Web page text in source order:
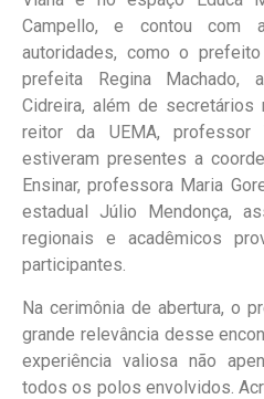
Campello, e contou com
autoridades, como o
prefeita Regina Machado,
Cidreira, além de
reitor da UEMA, professor
estiveram presentes a
Ensinar, professora Maria
estadual Júlio Mendonça,
regionais e acadêmicos
participantes.
Na cerimônia de abertura, o
grande relevância desse
experiência valiosa não
todos os polos envolvidos.